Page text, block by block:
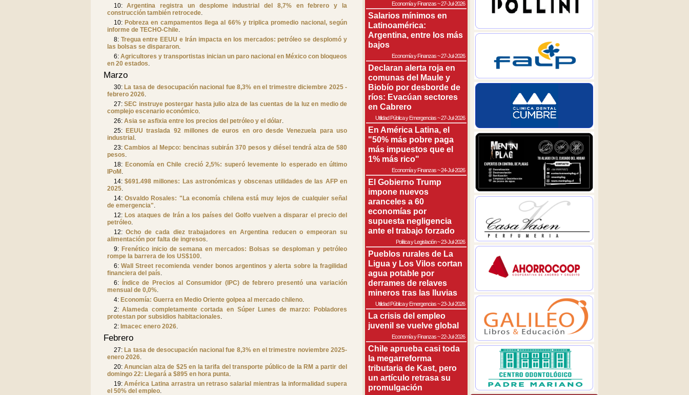
10:Argentina registra un desplome industrial del 8,7% en febrero y la
construcción también retrocede.
10: Pobreza en campamentos llega al 66% y triplica promedio nacional, según
informe de TECHO-Chile.
8: Tregua entre EEUU e Irán impacta en los mercados: petróleo se desplomó y
las bolsas se dispararon.
6: Agricultores y transportistas inician un paro nacional en México con bloqueos
en 20 estados.
Marzo
30: La tasa de desocupación nacional fue 8,3% en el trimestre diciembre 2025 -
febrero 2026.
27:SEC instruye postergar hasta julio alza de las cuentas de la luz en medio de
complejo escenario económico.
26: Asia se asfixia entre los precios del petróleo y el dólar.
25: EEUU traslada 92 millones de euros en oro desde Venezuela para uso
industrial .
23:Cambios al Mepco: bencinas subirán 370 pesos y diésel tendrá alza de 580
pesos.
18: Economía en Chile creció 2,5%: superó levemente lo esperado en último
IPoM .
14: $691.498 millones: Las astronómicas y obscenas utilidades de las AFP en
2025.
14:Osvaldo Rosales: "La economía chilena está muy lejos de cualquier señal
de emergencia".
12: Los ataques de Irán a los países del Golfo vuelven a disparar el precio del
petróleo.
12:Ocho de cada diez trabajadores en Argentina reducen o empeoran su
alimentación por falta de ingresos.
9: Frenético inicio de semana en mercados: Bolsas se desploman y petróleo
rompe la barrera de los US$100.
6: Wall Street recomienda vender bonos argentinos y alerta sobre la fragilidad
financiera del país.
6:
Índice de Precios al Consumidor (IPC) de febrero presentó una variación
mensual de 0,0%.
4: Economía: Guerra en Medio Oriente golpea al mercado chileno.
2:Alameda completamente cortada en Súper Lunes de marzo: Pobladores
protestan por subsidios habitacionales.
2: Imacec enero 2026.
Febrero
27: La tasa de desocupación nacional fue 8,3% en el trimestre noviembre 2025-
enero 2026.
20:Anuncian alza de $25 en la tarifa del transporte público de la RM a partir del
domingo 22: Llegará a $895 en hora punta.
19:América Latina arrastra un retraso salarial mientras la informalidad supera
el 50% del empleo.
Economía y Finanzas~27-Jul-2026
Salarios mínimos en
Latinoamérica:
Argentina, entre los más
bajos
Economía y Finanzas~27-Jul-2026
Declaran alerta roja en
comunas del Maule y
Biobío por desborde de
ríos: Evacúan sectores
en Cabrero
Utilidad Pública y Emergencias~27-Jul-2026
En América Latina, el
"50% más pobre paga
más impuestos que el
1% más rico"
Economía y Finanzas~24-Jul-2026
El Gobierno Trump
impone nuevos
aranceles a 60
economías por
supuesta negligencia
ante el trabajo forzado
Política y Legislación~23-Jul-2026
Pueblos rurales de La
Ligua y Los Vilos cortan
agua potable por
derrames de relaves
mineros tras las lluvias
Utilidad Pública y Emergencias~23-Jul-2026
La crisis del empleo
juvenil se vuelve global
Economía y Finanzas~22-Jul-2026
Chile aprueba casi toda
la megarreforma
tributaria de Kast, pero
un artículo retrasa su
promulgación